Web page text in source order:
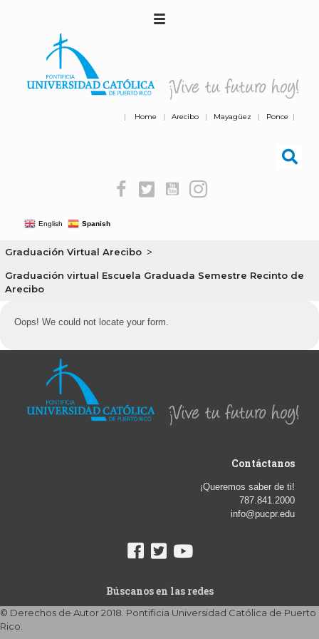
| Home | Arecibo | Mayagüez | Ponce |
English Spanish
Graduación Virtual Arecibo >
Graduación virtual Escuela Graduada Semestre Recinto de
Arecibo
Oops! We could not locate your form.
Contáctanos
¡Queremos saber de ti!
787.841.2000
info@pucpr.edu
Búscanos en las redes
© Derechos de Autor 2018. Pontificia Universidad Católica de Puerto
Rico.